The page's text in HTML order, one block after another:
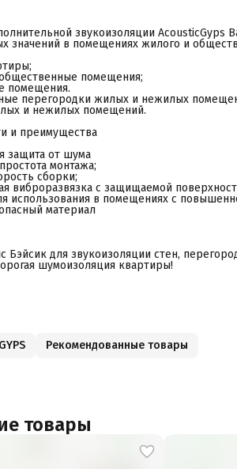
звукоизоляции AcousticGyps
значений в помещениях жилого и
помещения;
помещения.
перегородки жилых и нежилых
и нежилых помещений.
и преимущества
защита от шума
монтажа;
сборки;
виброразвязка с защищаемой
использования в помещениях с
материал
Бэйсик для звукоизоляции стен,
шумоизоляция квартиры!
Рекомендованные товары
товары